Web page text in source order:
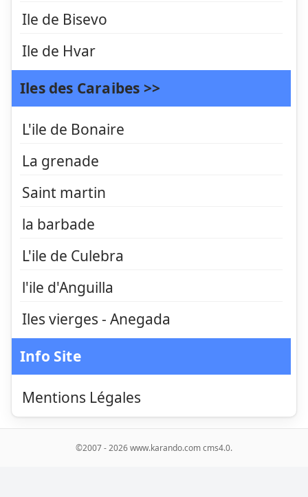
Ile de Bisevo
Ile de Hvar
Iles des Caraibes >>
L'ile de Bonaire
La grenade
Saint martin
la barbade
L'ile de Culebra
l'ile d'Anguilla
Iles vierges - Anegada
Info Site
Mentions Légales
©2007 - 2026 www.karando.com cms4.0.